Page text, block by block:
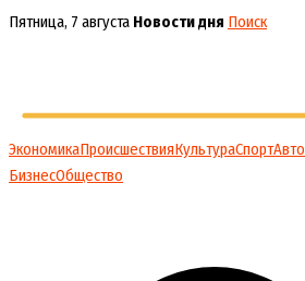
Перейти
Пятница, 7 августа Новости дня Поиск
ЭкономикаПроисшествияКультураСпортАвто
БизнесОбщество